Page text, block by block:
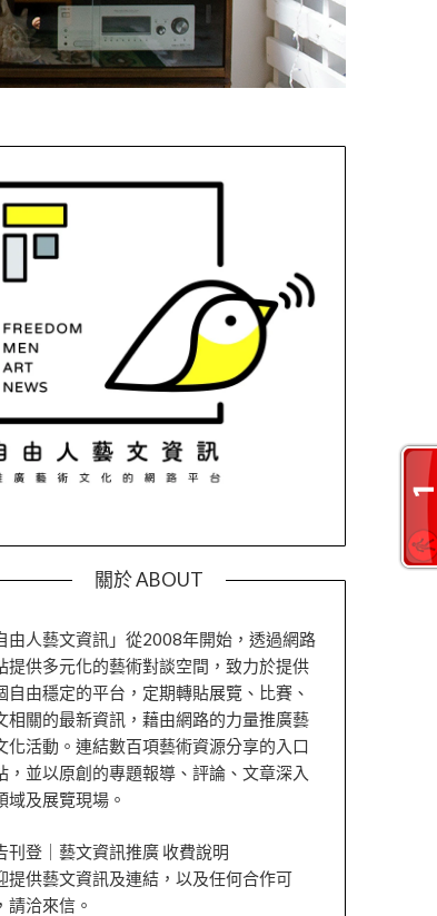
關於 ABOUT
由人藝文資訊」從2008年開始，透過網路
提供多元化的藝術對談空間，致力於提供
自由穩定的平台，定期轉貼展覽、比賽、
相關的最新資訊，藉由網路的力量推廣藝
化活動。連結數百項藝術資源分享的入口
，並以原創的專題報導、評論、文章深入
域及展覽現場。
刊登｜藝文資訊推廣 收費說明
提供藝文資訊及連結，以及任何合作可
請洽來信。